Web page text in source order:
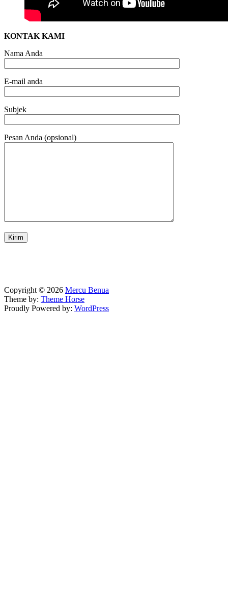
KONTAK KAMI
Nama Anda
E-mail anda
Subjek
Pesan Anda (opsional)
Copyright © 2026 Mercu Benua
Theme by: Theme Horse
Proudly Powered by: WordPress